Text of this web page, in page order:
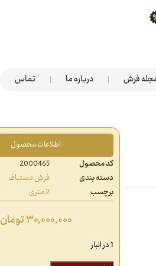
فرش درباره ما تماس
اطلاعات محصول
کد محصول
2000465
دسته بندی
فرش دستباف
برچسب
2 متری
۳۰,۰۰۰,۰۰۰تومان
1 در انبار